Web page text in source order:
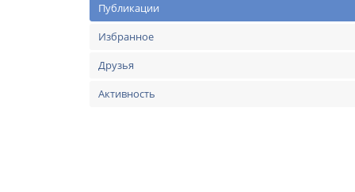
Публикации
Избранное
Друзья
Активность